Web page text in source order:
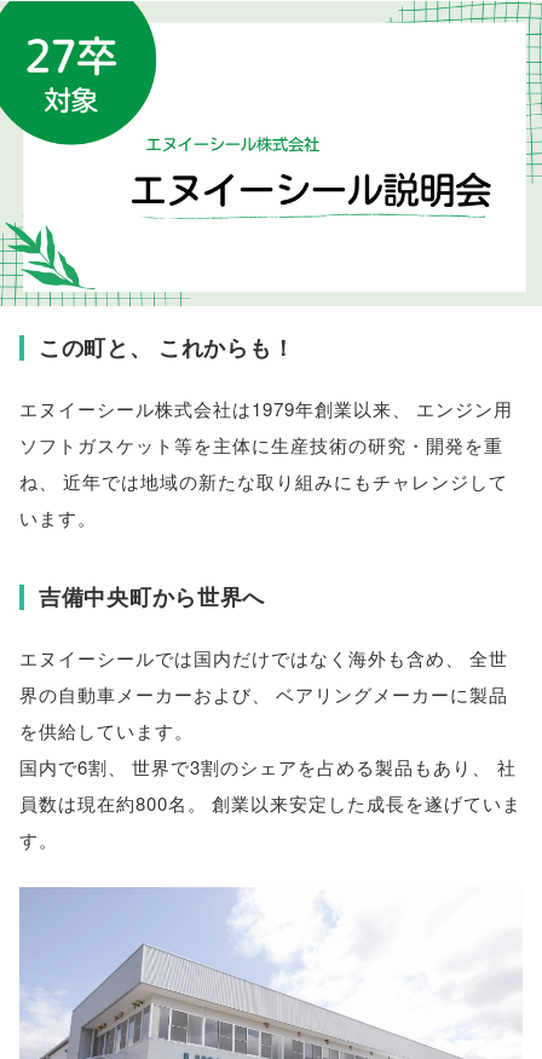
この町と 、 これからも！
エヌイーシール株式会社は1979年創業以来
エンジン用
ソフトガスケット等を主体に生産技術の研究・開発を重
ね
近年では地域の新たな取り組みにもチャレンジして
います。
吉備中央町から世界へ
エヌイーシールでは国内だけではなく海外も含め
全世
界の自動車メーカーおよび
ベアリングメーカーに製品
を供給しています。
国内で6割
世界で3割のシェアを占める製品もあり
社
員数は現在約800名 。
創業以来安定した成長を遂げていま
す。